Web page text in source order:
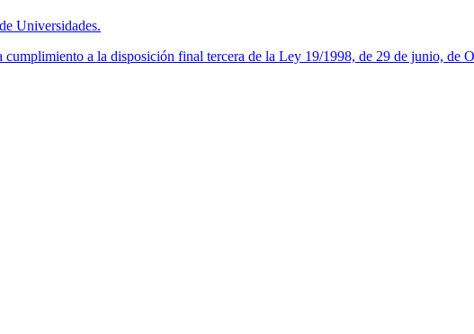
Universidades.
a la disposición final tercera de la Ley 19/1998, de 29 de junio, de